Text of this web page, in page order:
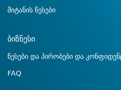
მიტანის წესები
ბიზნესი
წესები და პირობები და
FAQ